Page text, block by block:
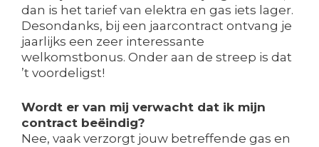
dan is het tarief van elektra en gas iets lager.
Desondanks, bij een jaarcontract ontvang je
jaarlijks een zeer interessante
welkomstbonus. Onder aan de streep is dat
’t voordeligst!
Wordt er van mij verwacht dat ik mijn
contract beëindig?
Nee, vaak verzorgt jouw betreffende gas en